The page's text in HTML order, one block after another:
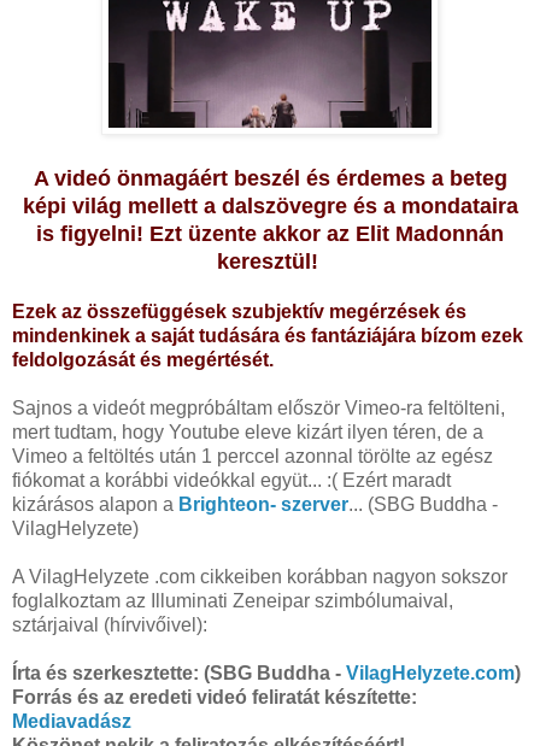
A videó önmagáért beszél és érdemes a beteg
képi világ mellett a dalszövegre és a mondataira
is figyelni! Ezt üzente akkor az Elit Madonnán
keresztül!
Ezek az összefüggések szubjektív megérzések és
mindenkinek a saját tudására és fantáziájára bízom ezek
feldolgozását és megértését.
Sajnos a videót megpróbáltam először Vimeo-ra feltölteni,
mert tudtam, hogy Youtube eleve kizárt ilyen téren, de a
Vimeo a feltöltés után 1 perccel azonnal törölte az egész
fiókomat a korábbi videókkal együt... :( Ezért maradt
kizárásos alapon a Brighteon- szerver... (SBG Buddha -
VilagHelyzete)
A VilagHelyzete .com cikkeiben korábban nagyon sokszor
foglalkoztam az Illuminati Zeneipar szimbólumaival,
sztárjaival (hírvivőivel):
Írta és szerkesztette: (SBG Buddha - VilagHelyzete.com)
Forrás és az eredeti videó feliratát készítette:
Mediavadász